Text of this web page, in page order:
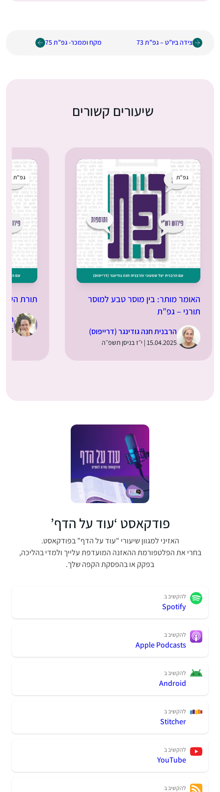
צידה ביו”ט – גפ”ת 73 מקח וממכר- גפ”ת 75
שיעורים קשורים
גפ”ת
האומר מותר: בין מוסר טבע למוסר
תורני – גפ”ת
הרבנית חנה גודינגר (דרייפוס)
15.04.2025 | י״ז בניסן תשפ״ה
גפ”ת
תורת
25.03.2025
פודקאסט ‘עוד על הדף’
האזיני למגוון שיעורי "עוד על הדף” בפודקאסט.
בחרי את הפלטפורמת ההאזנה המועדפת עלייך ולמדי בהליכה,
בפקק או בהפסקת הקפה שלך.
להקשיב ב
Spotify
להקשיב ב
Apple Podcasts
להקשיב ב
Android
להקשיב ב
Stitcher
להקשיב ב
YouTube
להקשיב ב